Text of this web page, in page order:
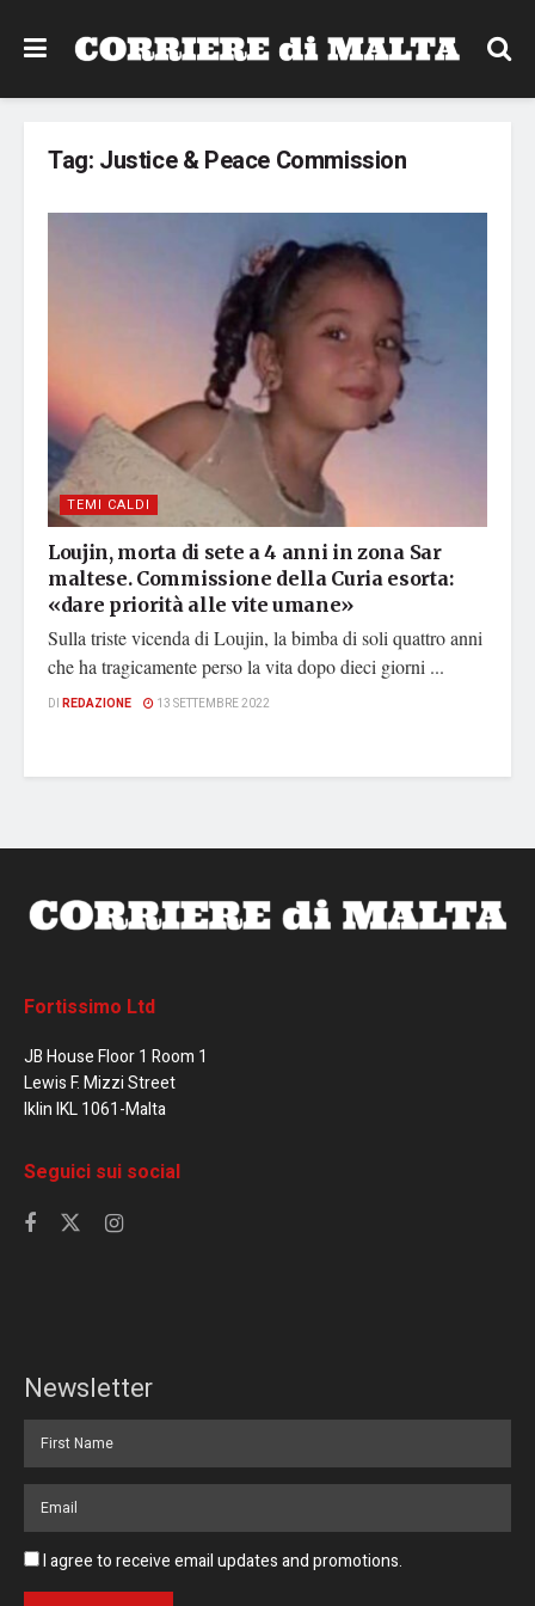
Tag: Justice & Peace Commission
TEMI CALDI
Loujin, morta di sete a 4 anni in zona Sar
maltese. Commissione della Curia esorta:
«dare priorità alle vite umane»
Sulla triste vicenda di Loujin, la bimba di soli quattro anni
che ha tragicamente perso la vita dopo dieci giorni ...
DI REDAZIONE 13 SETTEMBRE 2022
Fortissimo Ltd
JB House Floor 1 Room 1
Lewis F. Mizzi Street
Iklin IKL 1061-Malta
Seguici sui social
Newsletter
I agree to receive email updates and promotions.